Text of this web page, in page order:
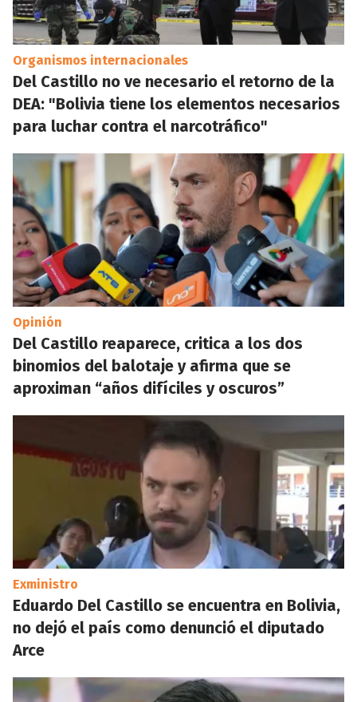
Organismos internacionales
Del Castillo no ve necesario el retorno de la
DEA: "Bolivia tiene los elementos necesarios
para luchar contra el narcotráfico"
Opinión
Del Castillo reaparece, critica a los dos
binomios del balotaje y afirma que se
aproximan “años difíciles y oscuros”
Exministro
Eduardo Del Castillo se encuentra en Bolivia,
no dejó el país como denunció el diputado
Arce